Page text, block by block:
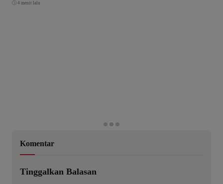
4 menit lalu
Komentar
Tinggalkan Balasan